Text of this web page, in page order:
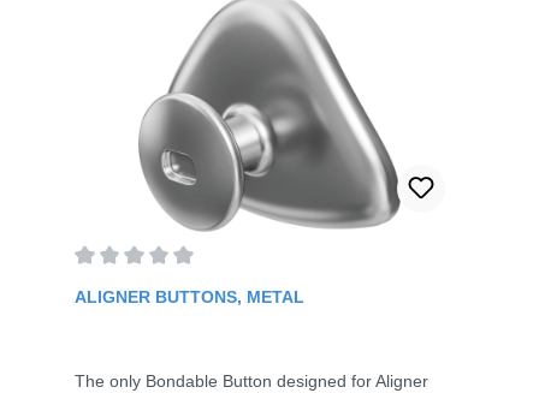
ALIGNER BUTTONS, METAL
The only Bondable Button designed for Aligner